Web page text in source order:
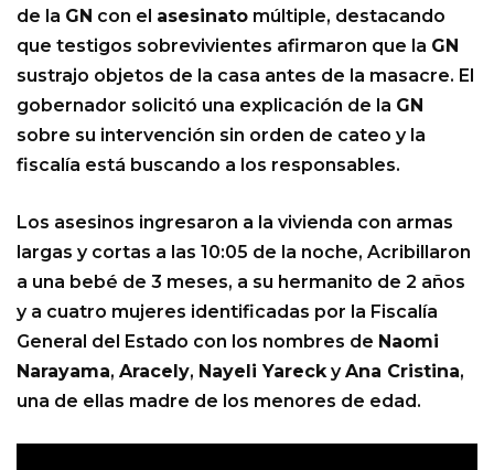
de la GN con el asesinato múltiple, destacando
que testigos sobrevivientes afirmaron que la GN
sustrajo objetos de la casa antes de la masacre. El
gobernador solicitó una explicación de la GN
sobre su intervención sin orden de cateo y la
fiscalía está buscando a los responsables.
Los asesinos ingresaron a la vivienda con armas
largas y cortas a las 10:05 de la noche, Acribillaron
a una bebé de 3 meses, a su hermanito de 2 años
y a cuatro mujeres identificadas por la Fiscalía
General del Estado con los nombres de Naomi
Narayama, Aracely, Nayeli YareckyAna Cristina,
una de ellas madre de los menores de edad.